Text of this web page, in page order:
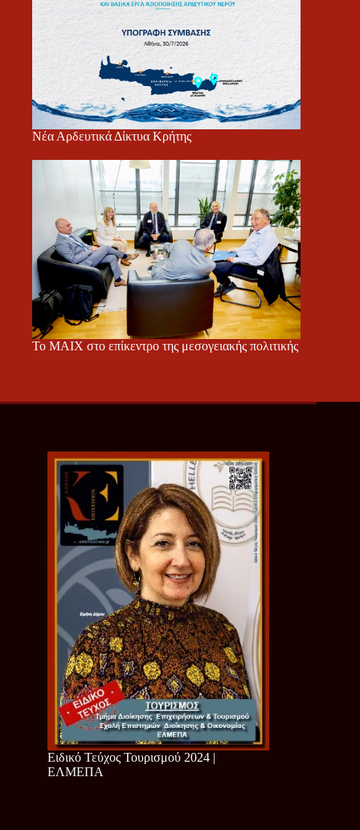
Νέα Αρδευτικά Δίκτυα Κρήτης
Το ΜΑΙΧ στο επίκεντρο της μεσογειακής πολιτικής
Ειδικό Τεύχος Τουρισμού 2024 |
ΕΛΜΕΠΑ